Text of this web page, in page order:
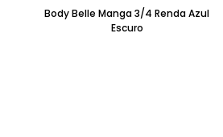
Body Belle Manga 3/4 Renda Azul
Escuro